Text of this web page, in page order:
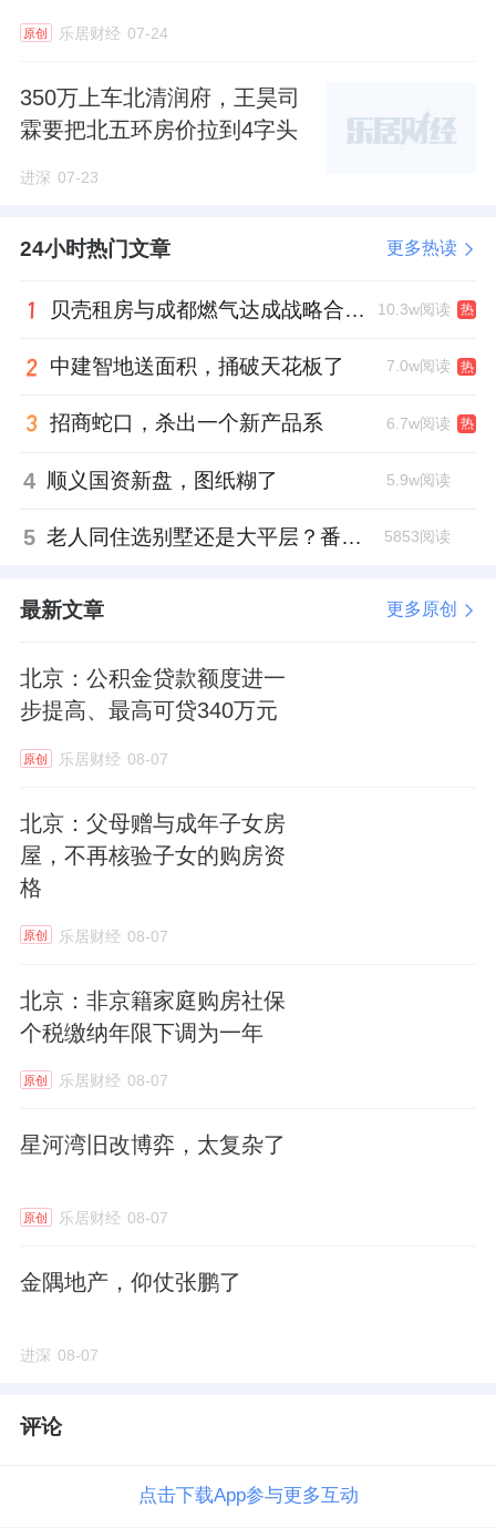
原创 乐居财经 07-24
350万上车北清润府，王昊司
霖要把北五环房价拉到4字头
进深 07-23
24小时热门文章 更多热读
贝壳租房与成都燃气达成战略合作 打通安全巡检“最后一米” 10.3w阅读 热
中建智地送面积，捅破天花板了 7.0w阅读 热
招商蛇口，杀出一个新产品系 6.7w阅读 热
4 顺义国资新盘，图纸糊了 5.9w阅读
5 老人同住选别墅还是大平层？番禺这份豪宅榜单给出了答案 5853阅读
最新文章 更多原创
北京：公积金贷款额度进一
步提高、最高可贷340万元
原创 乐居财经 08-07
北京：父母赠与成年子女房
屋，不再核验子女的购房资
格
原创 乐居财经 08-07
北京：非京籍家庭购房社保
个税缴纳年限下调为一年
原创 乐居财经 08-07
星河湾旧改博弈，太复杂了
原创 乐居财经 08-07
金隅地产，仰仗张鹏了
进深 08-07
评论
点击下载App参与更多互动